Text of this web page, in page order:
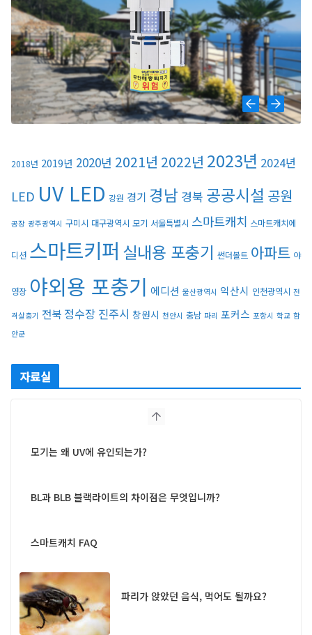
2018년 2019년 2020년 2021년 2022년 2023년 2024년
LED UV LED 강원 경기 경남 경북 공공시설 공원
공장 광주광역시 구미시 대구광역시 모기 서울특별시 스마트캐치 스마트캐치에
디션 스마트키퍼 실내용 포충기 썬더볼트 아파트 야
영장 야외용 포충기 에디션 울산광역시 익산시 인천광역시 전
격살충기 전북 정수장 진주시 창원시 천안시 충남 파리 포커스 포항시 학교 함
안군
자료실
모기는 왜 UV에 유인되는가?
BL과 BLB 블랙라이트의 차이점은 무엇입니까?
스마트캐치 FAQ
파리가 앉았던 음식, 먹어도 될까요?